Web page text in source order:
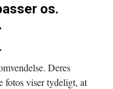
os.
Deres
fotos viser tydeligt, at